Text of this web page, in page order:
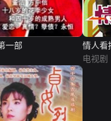
一部
情人看
电视剧